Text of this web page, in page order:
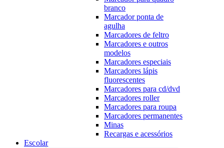
branco
Marcador ponta de
agulha
Marcadores de feltro
Marcadores e outros
modelos
Marcadores especiais
Marcadores lápis
fluorescentes
Marcadores para cd/dvd
Marcadores roller
Marcadores para roupa
Marcadores permanentes
Minas
Recargas e acessórios
Escolar